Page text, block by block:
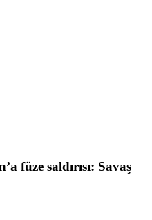
füze saldırısı: Savaş